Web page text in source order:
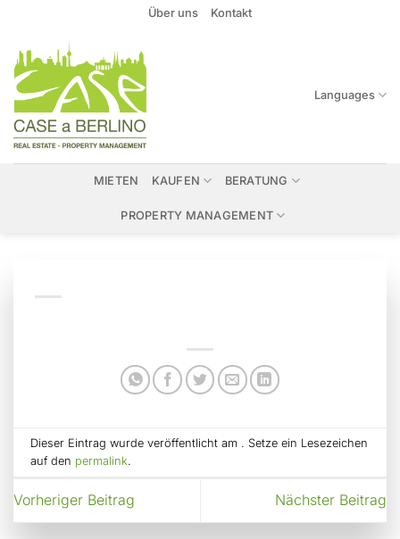
springen
Über uns Kontakt
Languages
MIETEN KAUFEN BERATUNG
PROPERTY MANAGEMENT
Dieser Eintrag wurde veröffentlicht am . Setze ein Lesezeichen
auf den permalink.
Vorheriger Beitrag Nächster Beitrag